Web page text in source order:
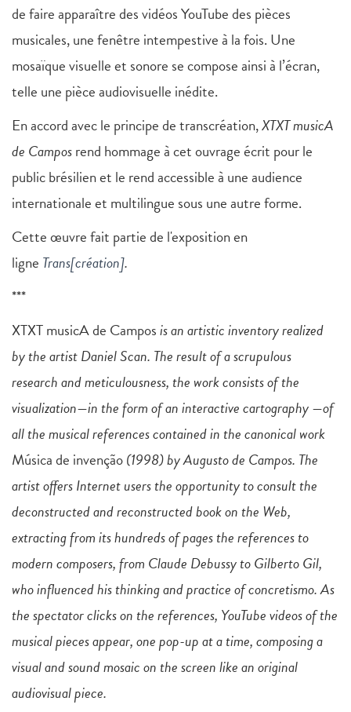
de faire apparaître des vidéos YouTube des pièces
musicales, une fenêtre intempestive à la fois. Une
mosaïque visuelle et sonore se compose ainsi à l’écran,
telle une pièce audiovisuelle inédite.
En accord avec le principe de transcréation,XTXT musicA
de Camposrend hommage à cet ouvrage écrit pour le
public brésilien et le rend accessible à une audience
internationale et multilingue sous une autre forme.
Cette œuvre fait partie de l'exposition en
ligne Trans[création].
***
XTXT musicA de Camposis an artistic inventory realized
by the artist Daniel Scan. The result of a scrupulous
research and meticulousness, the work consists of the
visualization—in the form of an interactive cartography —of
all the musical references contained in the canonical work
Música de invenção(1998) by Augusto de Campos. The
artist offers Internet users the opportunity to consult the
deconstructed and reconstructed book on the Web,
extracting from its hundreds of pages the references to
modern composers, from Claude Debussy to Gilberto Gil,
who influenced his thinking and practice of concretismo. As
the spectator clicks on the references, YouTube videos of the
musical pieces appear, one pop-up at a time, composing a
visual and sound mosaic on the screen like an original
audiovisual piece.